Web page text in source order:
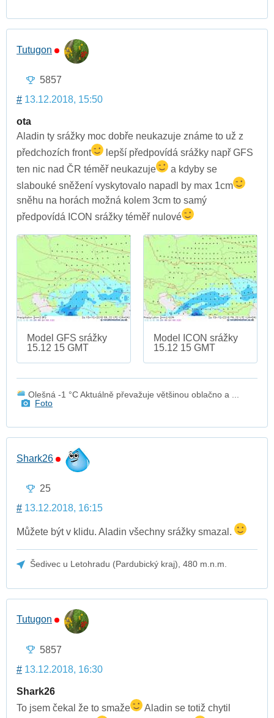
Tutugon
5857
# 13.12.2018, 15:50
ota
Aladin ty srážky moc dobře neukazuje známe to už z
předchozích front
lepší předpovídá srážky např GFS
ten nic nad ČR téměř neukazuje
a kdyby se
slabouké sněžení vyskytovalo napadl by max 1cm
sněhu na horách možná kolem 3cm to samý
předpovídá ICON srážky téměř nulové
Model GFS srážky
15.12 15 GMT
Model ICON srážky
15.12 15 GMT
Olešná -1 °C Aktuálně převažuje většinou oblačno a ...
Foto
Shark26
25
# 13.12.2018, 16:15
Můžete být v klidu. Aladin všechny srážky smazal.
Šedivec u Letohradu (Pardubický kraj), 480 m.n.m.
Tutugon
5857
# 13.12.2018, 16:30
Shark26
To jsem čekal že to smaže
Aladin se totiž chytil